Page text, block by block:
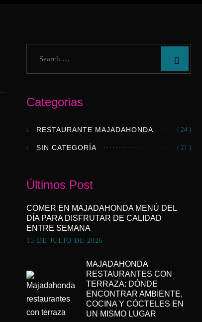
Categorias
RESTAURANTE MAJADAHONDA ( 24 )
SIN CATEGORÍA ( 21 )
Últimos Post
COMER EN MAJADAHONDA MENÚ DEL
DÍA PARA DISFRUTAR DE CALIDAD
ENTRE SEMANA
15 DE JULIO DE 2026
MAJADAHONDA
RESTAURANTES CON
TERRAZA: DÓNDE
ENCONTRAR AMBIENTE,
COCINA Y CÓCTELES EN
UN MISMO LUGAR